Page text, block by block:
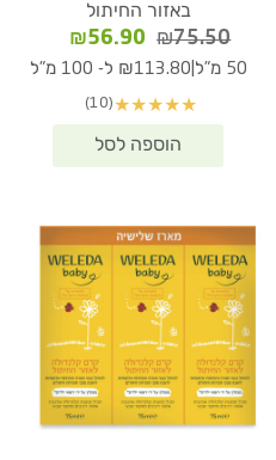
באזור החיתול
₪75.50
המחיר
המקורי
₪75.50.
₪56.90
המחיר
הנוכחי
50 מ"ל ₪113.80 ל- 100 מ"ל
★
★
★
★
★
(10)